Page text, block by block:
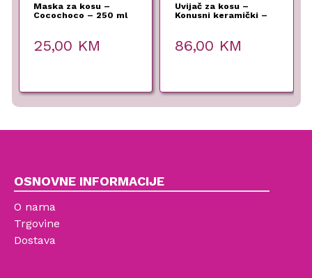
Maska za kosu –
Cocochoco – 250 ml
25,00 KM
Uvijač za kosu –
Konusni keramički –
86,00 KM
OSNOVNE INFORMACIJE
O nama
Trgovine
Dostava